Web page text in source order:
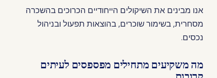
אנו מבינים את השיקולים הייחודיים הכרוכים בהשכרה
מסחרית, בשימור שוכרים, בהוצאות תפעול ובניהול
נכסים.
מה משקיעים מתחילים מפספסים לעיתים